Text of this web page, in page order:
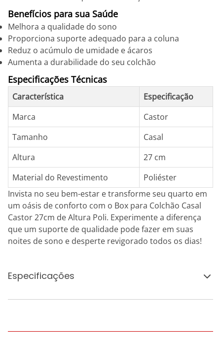
Benefícios para sua Saúde
Melhora a qualidade do sono
Proporciona suporte adequado para a coluna
Reduz o acúmulo de umidade e ácaros
Aumenta a durabilidade do seu colchão
Especificações Técnicas
Característica
Especificação
Marca
Castor
Tamanho
Casal
Altura
27 cm
Material do Revestimento
Poliéster
Invista no seu bem-estar e transforme seu quarto em
um oásis de conforto com o Box para Colchão Casal
Castor 27cm de Altura Poli. Experimente a diferença
que um suporte de qualidade pode fazer em suas
noites de sono e desperte revigorado todos os dias!
Especificações